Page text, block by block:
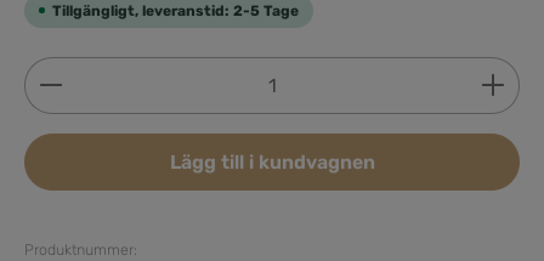
Tillgängligt, leveranstid: 2-5 Tage
Produktkvantitet: Ange önskat belopp eller
Lägg till i kundvagnen
Produktnummer: